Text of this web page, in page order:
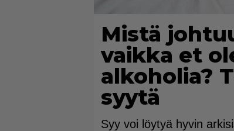
Mistä
vaikka et
alkoholia?
syytä
Syy voi löytyä hyvin